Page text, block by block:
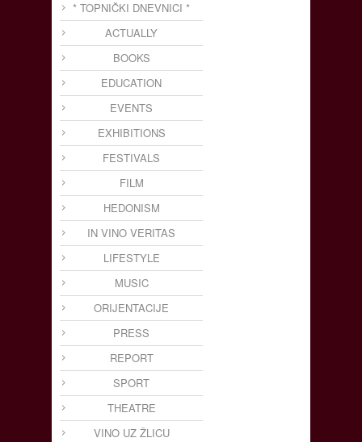
* TOPNIČKI DNEVNICI *
ACTUALLY
BOOKS
EDUCATION
EVENTS
EXHIBITIONS
FESTIVALS
FILM
HEDONISM
IN VINO VERITAS
LIFESTYLE
MUSIC
ORIJENTACIJE
PRESS
REPORT
SPORT
THEATRE
VINO UZ ŽLICU